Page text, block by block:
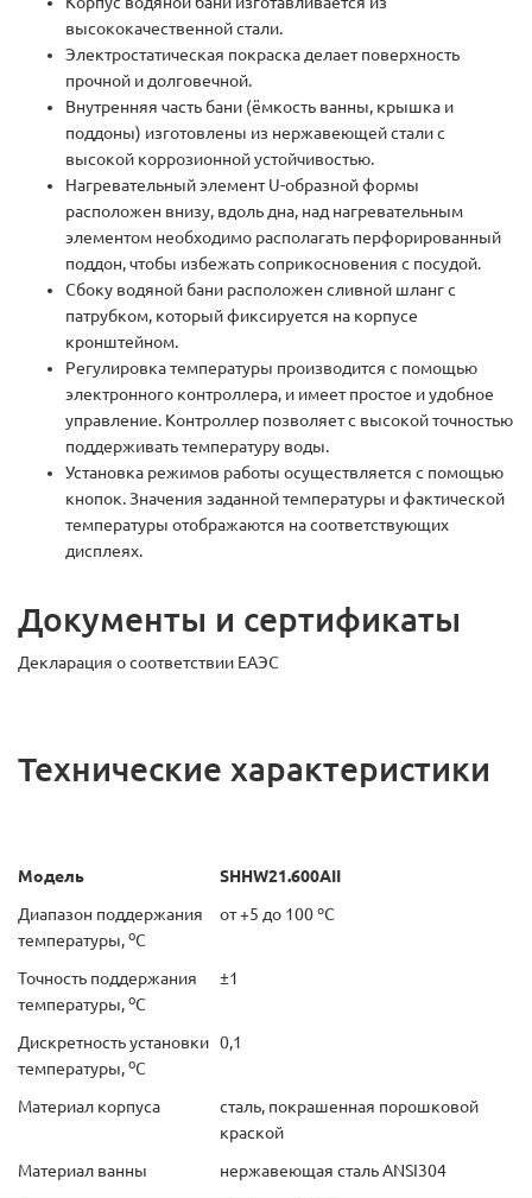
высококачественной стали.
Электростатическая покраска делает поверхность
прочной и долговечной.
Внутренняя часть бани (ёмкость ванны, крышка и
поддоны) изготовлены из нержавеющей стали с
высокой коррозионной устойчивостью.
Нагревательный элемент U-образной формы
расположен внизу, вдоль дна, над нагревательным
элементом необходимо располагать перфорированный
поддон, чтобы избежать соприкосновения с посудой.
Сбоку водяной бани расположен сливной шланг с
патрубком, который фиксируется на корпусе
кронштейном.
Регулировка температуры производится с помощью
электронного контроллера, и имеет простое и удобное
управление. Контроллер позволяет с высокой точностью
поддерживать температуру воды.
Установка режимов работы осуществляется с помощью
кнопок. Значения заданной температуры и фактической
температуры отображаются на соответствующих
дисплеях.
Документы и сертификаты
Декларация о соответствии ЕАЭС
Технические характеристики
Модель
SHHW21.600AII
Диапазон поддержания
температуры, оС
от +5 до 100 ºС
Точность поддержания
температуры, оС
±1
Дискретность установки
температуры, оС
0,1
Материал корпуса
сталь, покрашенная порошковой
краской
Материал ванны
нержавеющая сталь ANSI304